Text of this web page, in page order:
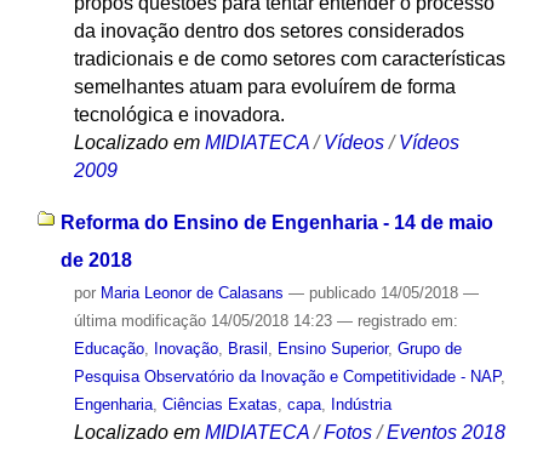
da inovação dentro dos setores considerados
tradicionais e de como setores com características
semelhantes atuam para evoluírem de forma
tecnológica e inovadora.
Localizado em MIDIATECA /Vídeos /Vídeos
2009
Reforma do Ensino de Engenharia - 14 de maio
de 2018
por Maria Leonor de Calasans — publicado14/05/2018 —
última modificação14/05/2018 14:23 — registrado em:
Educação, Inovação, Brasil Ensino Superior, Grupo de
Pesquisa Observatório da Inovação e Competitividade - NAP,
Engenharia, Ciências Exatas capa, Indústria
Localizado em MIDIATECA /Fotos /Eventos 2018